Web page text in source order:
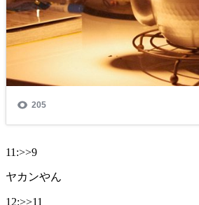
11:>>9
ヤカンやん
12:>>11